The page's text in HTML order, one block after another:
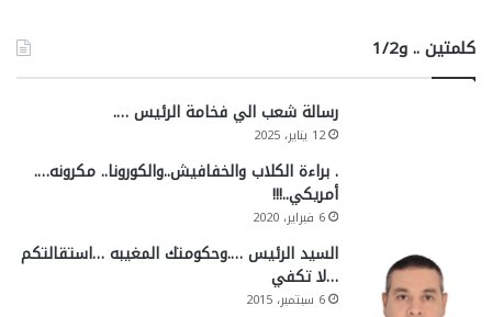
كلمتين .. و1/2
رسالة شعب الي فخامة الرئيس ….
12 يناير، 2025
. براءة الكلاب والخفافيش..والكورونا.. مكرونه….
أمريكي..!!!
6 فبراير، 2020
السيد الرئيس ….وحكومتك المغيبه …استقالتكم
…لا تكفي
6 سبتمبر، 2015